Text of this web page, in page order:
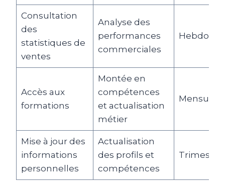
Consultation
des
statistiques de
ventes
Analyse des
performances
commerciales
Accès aux
formations
Montée en
compétences
et actualisation
métier
Mensuelle
Mise à jour des
informations
personnelles
Actualisation
des profils et
compétences